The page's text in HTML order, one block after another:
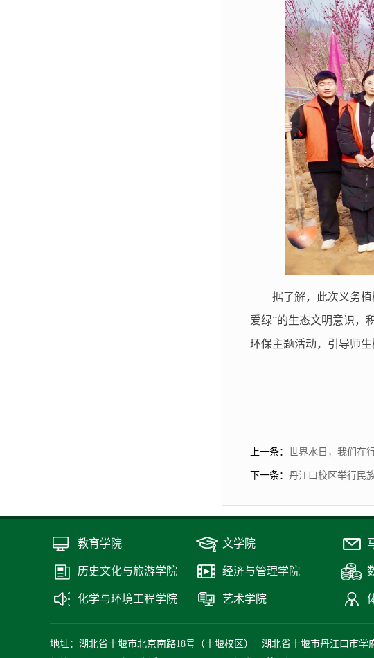
据了解，此次义务
爱绿”的生态文明意识，
环保主题活动，引导师生
上一条： 世界水日，我们在
下一条： 丹江口校区举行民
教育学院 文学院
历史文化与旅游学院 经济与管理学院
化学与环境工程学院 艺术学院
地址：湖北省十堰市北京南路18号（十堰校区） 湖北省十堰市丹江口市学